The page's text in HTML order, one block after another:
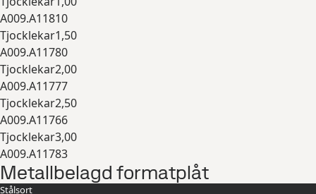
A009.A11810
Tjocklekar1,50
A009.A11780
Tjocklekar2,00
A009.A11777
Tjocklekar2,50
A009.A11766
Tjocklekar3,00
A009.A11783
Expandera
Metallbelagd formatplåt
Stålsort